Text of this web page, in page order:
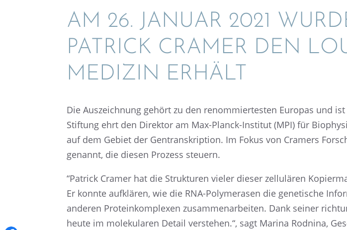
AM 26. JANUAR 2021
PATRICK CRAMER DEN
MEDIZIN ERHÄLT
Die Auszeich­nung gehört zu den renom­mier­tes­ten Europas und
Stiftung ehrt den Direk­tor am Max-Planck-Insti­tut (MPI) für
auf dem Gebiet der Gentran­skrip­tion. Im Fokus von Cramers
genannt, die diesen Prozess steuern.
“Patrick Cramer hat die Struk­tu­ren vieler dieser zellu­lä­ren
Er konnte aufklä­ren, wie die RNA-Polyme­ra­sen die geneti­sche
anderen Prote­in­kom­ple­xen zusam­men­ar­bei­ten. Dank seiner
heute im moleku­la­ren Detail verste­hen.“, sagt Marina Rodnina,